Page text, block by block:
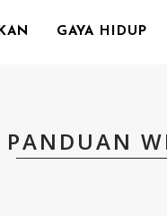
GAYA HIDUP
PANDUAN